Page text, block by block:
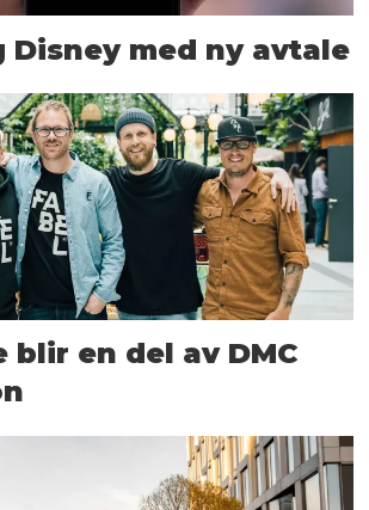
Disney med ny avtale
blir en del av DMC